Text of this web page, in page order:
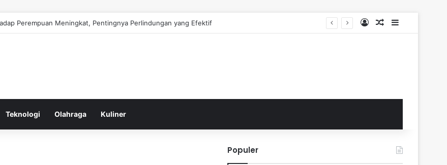
Perempuan Meningkat, Pentingnya Perlindungan yang Efektif Log InRandom Article
Sidebar
Teknologi Olahraga Kuliner
Populer